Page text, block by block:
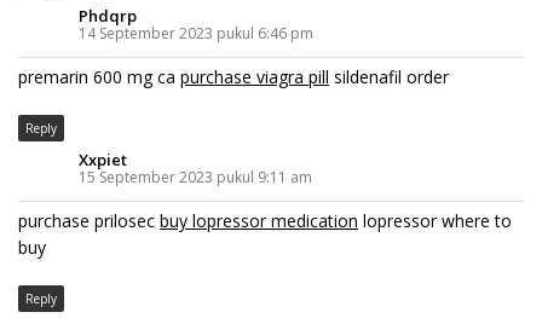
Phdqrp
14 September 2023 pukul 6:46 pm
premarin 600 mg ca purchase viagra pill sildenafil order
Reply
Xxpiet
15 September 2023 pukul 9:11 am
purchase prilosec buy lopressor medication lopressor where to
buy
Reply